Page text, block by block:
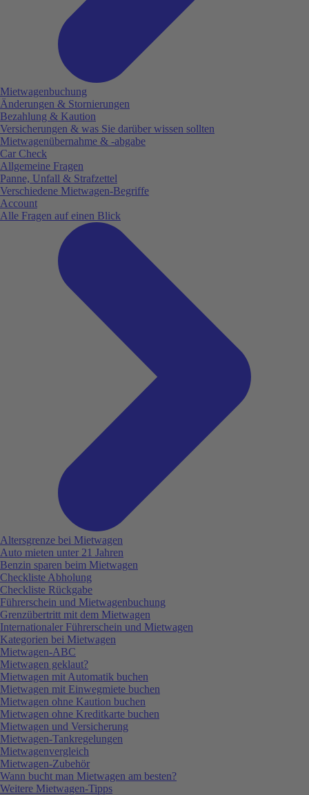
Mietwagenbuchung
Änderungen & Stornierungen
Bezahlung & Kaution
Versicherungen & was Sie darüber wissen sollten
Mietwagenübernahme & -abgabe
Car Check
Allgemeine Fragen
Panne, Unfall & Strafzettel
Verschiedene Mietwagen-Begriffe
Account
Alle Fragen auf einen Blick
Altersgrenze bei Mietwagen
Auto mieten unter 21 Jahren
Benzin sparen beim Mietwagen
Checkliste Abholung
Checkliste Rückgabe
Führerschein und Mietwagenbuchung
Grenzübertritt mit dem Mietwagen
Internationaler Führerschein und Mietwagen
Kategorien bei Mietwagen
Mietwagen-ABC
Mietwagen geklaut?
Mietwagen mit Automatik buchen
Mietwagen mit Einwegmiete buchen
Mietwagen ohne Kaution buchen
Mietwagen ohne Kreditkarte buchen
Mietwagen und Versicherung
Mietwagen-Tankregelungen
Mietwagenvergleich
Mietwagen-Zubehör
Wann bucht man Mietwagen am besten?
Weitere Mietwagen-Tipps